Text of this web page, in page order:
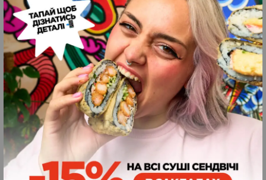
Ягідний морс (1л)
Оцінено
в
5.00
з 5
2